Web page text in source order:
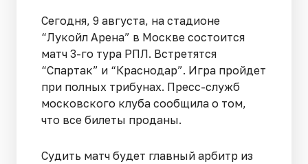
Сегодня, 9 августа, на стадионе
“Лукойл Арена” в Москве состоится
матч 3-го тура РПЛ. Встретятся
“Спартак” и “Краснодар”. Игра пройдет
при полных трибунах. Пресс-служб
московского клуба сообщила о том,
что все билеты проданы.
Судить матч будет главный арбитр из